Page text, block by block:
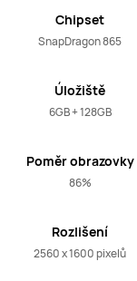
Chipset
SnapDragon 865
Úložiště
6GB + 128GB
Poměr obrazovky
k tělu
86%
Rozlišení
obrazovky
2560 x 1600 pixelů